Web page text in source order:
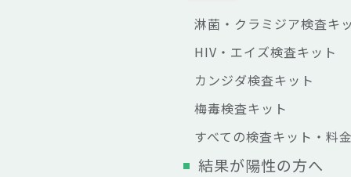
淋菌・クラミジア検査キ
HIV・エイズ検査キット
カンジダ検査キット
梅毒検査キット
すべての検査キット・料金
結果が陽性の方へ